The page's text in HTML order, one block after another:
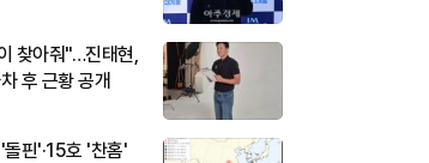
찾아줘"…진태현,
후 근황 공개
핀'·15호 '찬홈'